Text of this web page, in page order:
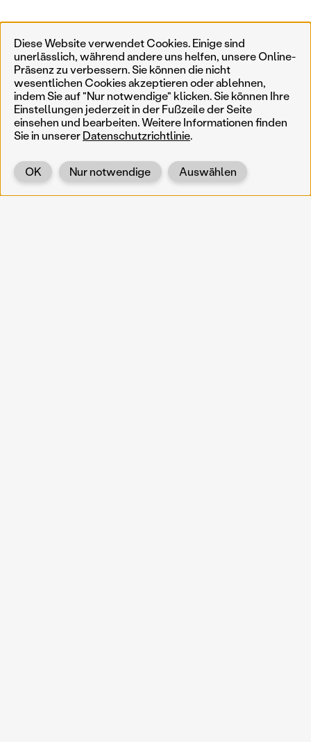
Zurück
Diese Website verwendet Cookies. Einige sind
unerlässlich, während andere uns helfen, unsere Online-
Präsenz zu verbessern. Sie können die nicht
wesentlichen Cookies akzeptieren oder ablehnen,
indem Sie auf "Nur notwendige" klicken. Sie können Ihre
Einstellungen jederzeit in der Fußzeile der Seite
einsehen und bearbeiten. Weitere Informationen finden
Sie in unsererDatenschutzrichtlinie.
Auswählen
Nur notwendige
OK